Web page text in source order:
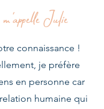
Julie
connaissance !
je préfère
en personne car
humaine qui